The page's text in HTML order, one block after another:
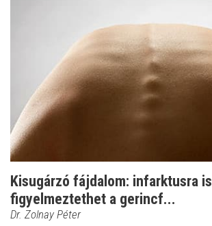
Kisugárzó fájdalom: infarktusra is
figyelmeztethet a gerincf...
Dr. Zolnay Péter